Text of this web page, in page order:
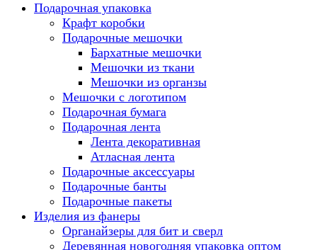
Подарочная упаковка
Крафт коробки
Подарочные мешочки
Бархатные мешочки
Мешочки из ткани
Мешочки из органзы
Мешочки с логотипом
Подарочная бумага
Подарочная лента
Лента декоративная
Атласная лента
Подарочные аксессуары
Подарочные банты
Подарочные пакеты
Изделия из фанеры
Органайзеры для бит и сверл
Деревянная новогодняя упаковка оптом